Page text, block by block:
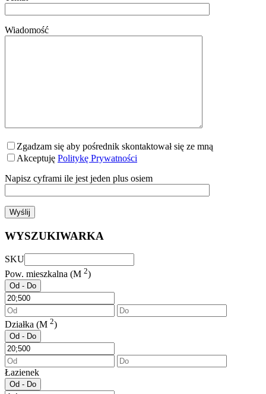
Wiadomość
Zgadzam się aby pośrednik skontaktował się ze mną
Akceptuję Politykę Prywatności
Napisz cyframi ile jest jeden plus osiem
WYSZUKIWARKA
SKU
Pow. mieszkalna (M 2)
Od - Do
Działka (M 2)
Od - Do
Łazienek
Od - Do